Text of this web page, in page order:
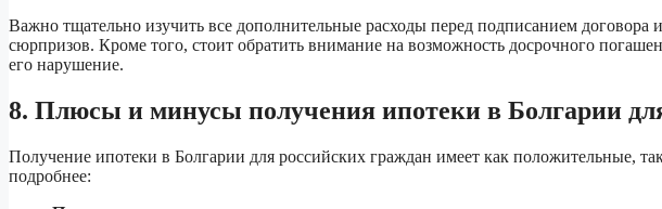
Важно тщательно изучить все дополнительные расходы перед подписанием договора
сюрпризов. Кроме того, стоит обратить внимание на возможность досрочного
его нарушение.
8. Плюсы и минусы получения ипотеки в Болгарии
Получение ипотеки в Болгарии для российских граждан имеет как положительные,
подробнее: